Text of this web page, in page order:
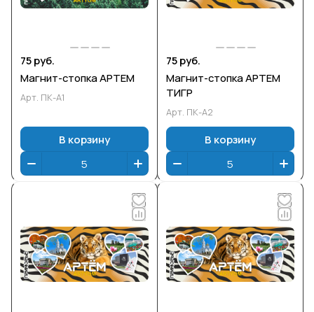
75 руб.
Магнит-стопка АРТЕМ
Арт. ПК-А1
В корзину
75 руб.
Магнит-стопка АРТЕМ
ТИГР
Арт. ПК-А2
В корзину